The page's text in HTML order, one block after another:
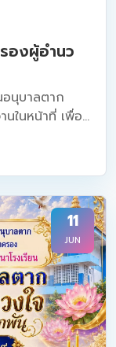
องผู้อำนว
นุบาลตาก
ในหน้าที่ เพื่อ...
11
JUN